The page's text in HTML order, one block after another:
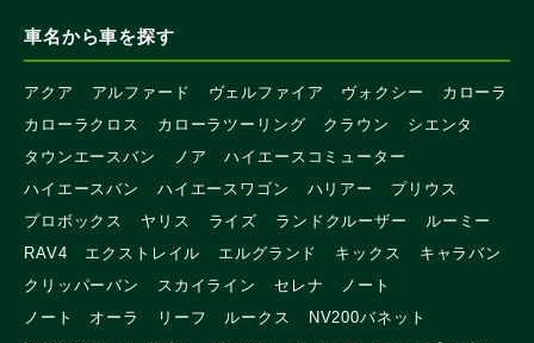
車名から車を探す
アクア アルファード ヴェルファイア ヴォクシー
カローラ
カローラクロス
カローラツーリング クラウン
シエンタ
タウンエースバン
ノア
ハイエースコミューター
ハイエースバン
ハイエースワゴン ハリアー
プリウス
プロボックス
ヤリス ライズ ランドクルーザー
ルーミー
RAV4
エクストレイル エルグランド キックス
キャラバン
クリッパーバン
スカイライン セレナ
ノート
ノート オーラ
リーフ ルークス
NV200バネット